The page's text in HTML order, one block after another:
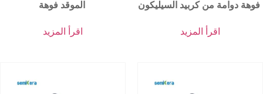
اقرأ المزيد اقرأ المزيد